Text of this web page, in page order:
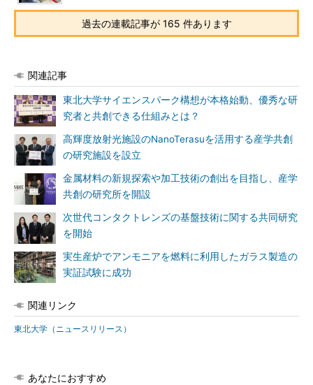
過去の連載記事が 165 件あります
関連記事
東北大学サイエンスパーク構想が本格始動、優秀な研
究者と共創できる仕組みとは？
高輝度放射光施設のNanoTerasuを活用する産学共創
の研究施設を設立
金属材料の新規探索や加工技術の創出を目指し、産学
共創の研究所を開設
次世代コンタクトレンズの基盤技術に関する共同研究
を開始
実生産炉でアンモニアを燃料に利用したガラス製造の
実証試験に成功
関連リンク
東北大学（ニュースリリース）
あなたにおすすめ